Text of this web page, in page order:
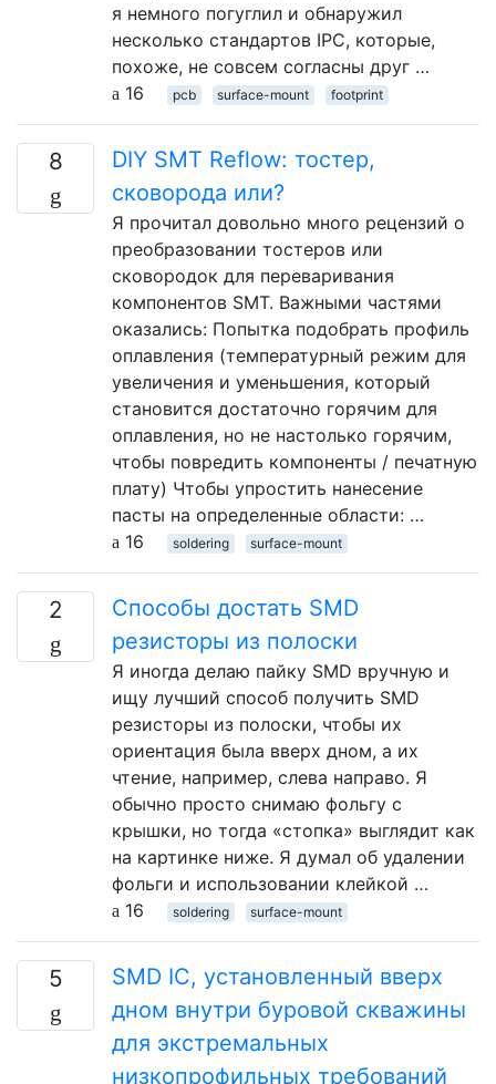
я немного погуглил и обнаружил
несколько стандартов IPC, которые,
похоже, не совсем согласны друг …
16
pcb surface-mount footprint
8
DIY SMT Reflow: тостер,
сковорода или?
Я прочитал довольно много рецензий о
преобразовании тостеров или
сковородок для переваривания
компонентов SMT. Важными частями
оказались: Попытка подобрать профиль
оплавления (температурный режим для
увеличения и уменьшения, который
становится достаточно горячим для
оплавления, но не настолько горячим,
чтобы повредить компоненты / печатную
плату) Чтобы упростить нанесение
пасты на определенные области: …
16
soldering surface-mount
2
Способы достать SMD
резисторы из полоски
Я иногда делаю пайку SMD вручную и
ищу лучший способ получить SMD
резисторы из полоски, чтобы их
ориентация была вверх дном, а их
чтение, например, слева направо. Я
обычно просто снимаю фольгу с
крышки, но тогда «стопка» выглядит как
на картинке ниже. Я думал об удалении
фольги и использовании клейкой …
16
soldering surface-mount
5
SMD IC, установленный вверх
дном внутри буровой скважины
для экстремальных
низкопрофильных требований